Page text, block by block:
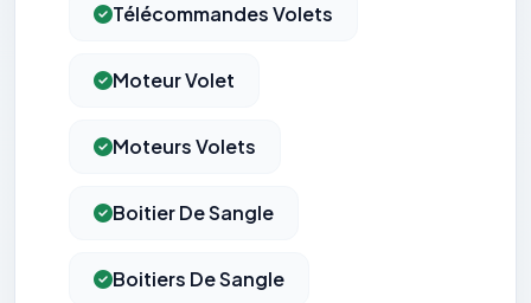
Télécommandes Volets
Moteur Volet
Moteurs Volets
Boitier De Sangle
Boitiers De Sangle